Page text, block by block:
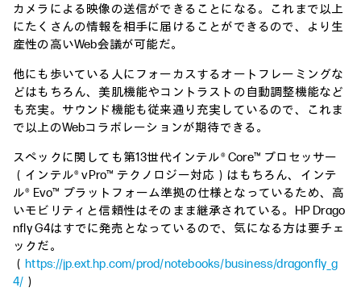
カメラによる映像の送信ができることになる。これまで以上
にたくさんの情報を相手に届けることができるので、より生
産性の高いWeb会議が可能だ。
他にも歩いている人にフォーカスするオートフレーミングな
どはもちろん、美肌機能やコントラストの自動調整機能など
も充実。サウンド機能も従来通り充実しているので、これま
で以上のWebコラボレーションが期待できる。
スペックに関しても第13世代インテル® Core™ プロセッサー
（インテル® vPro™ テクノロジー対応）はもちろん、インテ
ル® Evo™ プラットフォーム準拠の仕様となっているため、高
いモビリティと信頼性はそのまま継承されている。HP Drago
nfly G4はすでに発売となっているので、気になる方は要チェ
ックだ。
（https://jp.ext.hp.com/prod/notebooks/business/dragonfly_g
4/ ）